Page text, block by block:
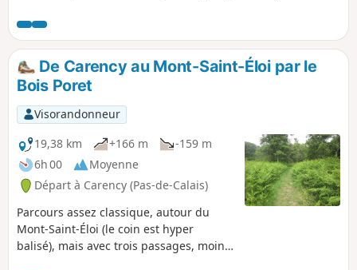
Acq et Mont Saint-Éloi, le moulin de Acq.
De Carency au Mont-Saint-Éloi par le
Bois Poret
Visorandonneur
19,38 km
+166 m
-159 m
6h 00
Moyenne
Départ à Carency (Pas-de-Calais)
Parcours assez classique, autour du
Mont-Saint-Éloi (le coin est hyper
balisé), mais avec trois passages, moins